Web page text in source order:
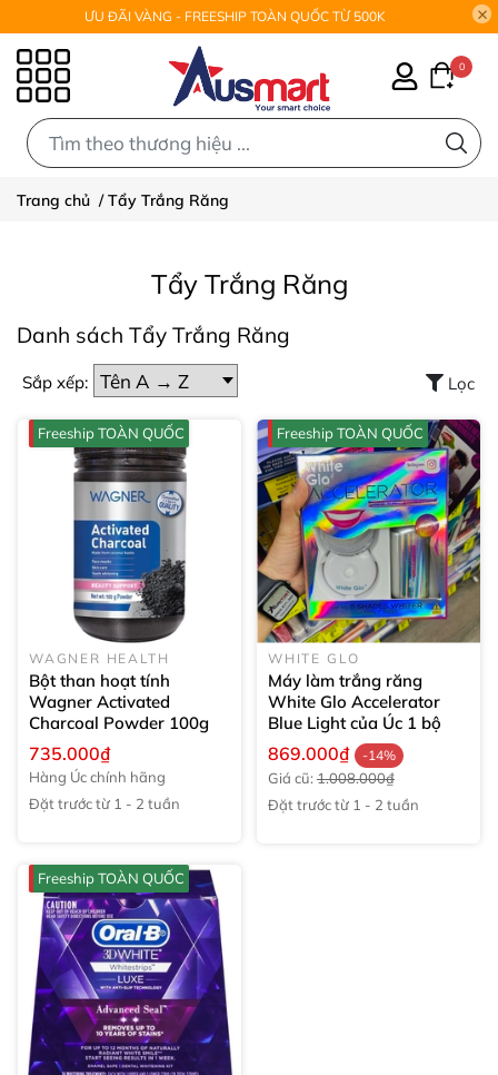
ƯU ĐÃI VÀNG - FREESHIP TOÀN QUỐC TỪ 500K
0
Trang chủ /Tẩy Trắng Răng
Tẩy Trắng Răng
Danh sách Tẩy Trắng Răng
Sắp xếp: Lọc
Freeship TOÀN QUỐC
WAGNER HEALTH
Bột than hoạt tính
Wagner Activated
Charcoal Powder 100g
735.000₫
Hàng Úc chính hãng
Đặt trước từ 1 - 2 tuần
Freeship TOÀN QUỐC
WHITE GLO
Máy làm trắng răng
White Glo Accelerator
Blue Light của Úc 1 bộ
869.000₫ -14%
Giá cũ: 1.008.000₫
Đặt trước từ 1 - 2 tuần
Freeship TOÀN QUỐC